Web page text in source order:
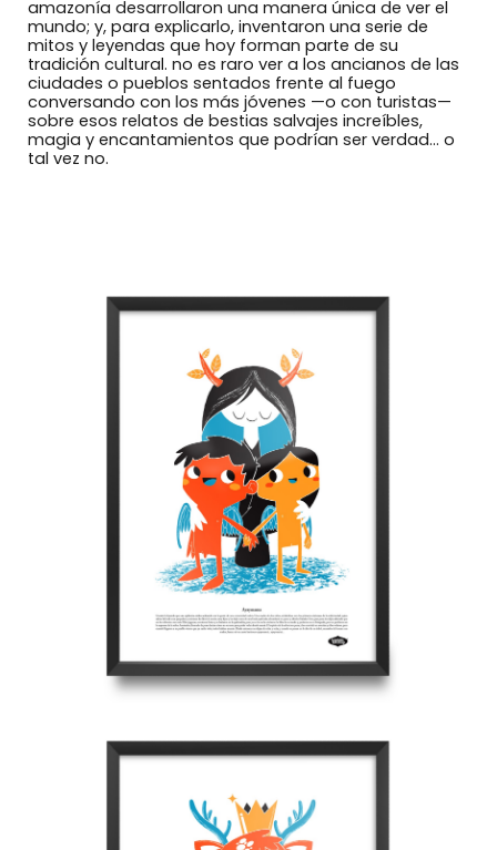
amazonía desarrollaron una manera única de ver el
mundo; y, para explicarlo, inventaron una serie de
mitos y leyendas que hoy forman parte de su
tradición cultural. no es raro ver a los ancianos de las
ciudades o pueblos sentados frente al fuego
conversando con los más jóvenes —o con turistas—
sobre esos relatos de bestias salvajes increíbles,
magia y encantamientos que podrían ser verdad… o
tal vez no.